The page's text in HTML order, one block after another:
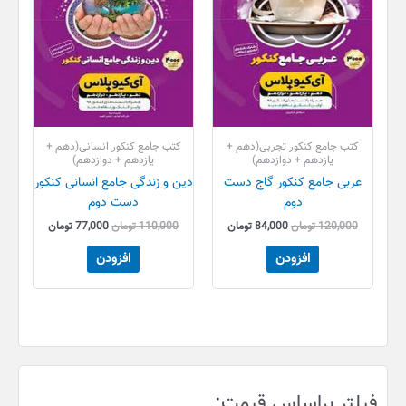
کتب جامع کنکور تجربی(دهم +
یازدهم + دوازدهم)
عربی جامع کنکور گاج دست
دوم
120,000تومان84,000تومان
افزودن
کتب جامع کنکور انسانی(دهم +
یازدهم + دوازدهم)
دین و زندگی جامع انسانی کنکور
دست دوم
110,000تومان77,000تومان
افزودن